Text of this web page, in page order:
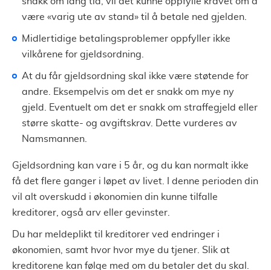
være «varig ute av stand» til å betale ned gjelden.
Midlertidige betalingsproblemer oppfyller ikke
vilkårene for gjeldsordning.
At du får gjeldsordning skal ikke være støtende for
andre. Eksempelvis om det er snakk om mye ny
gjeld. Eventuelt om det er snakk om straffegjeld eller
større skatte- og avgiftskrav. Dette vurderes av
Namsmannen.
Gjeldsordning kan vare i 5 år, og du kan normalt ikke
få det flere ganger i løpet av livet. I denne perioden din
vil alt overskudd i økonomien din kunne tilfalle
kreditorer, også arv eller gevinster.
Du har meldeplikt til kreditorer ved endringer i
økonomien, samt hvor hvor mye du tjener. Slik at
kreditorene kan følge med om du betaler det du skal.